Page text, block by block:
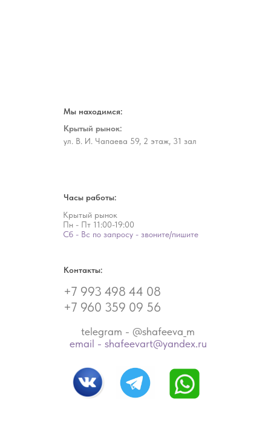
+7 993 498 44 08
+7 960 359 09 56
Крытый рынок:
ул. В. И. Чапаева 59, 2 этаж, 31 зал
Мы находимся:
Контакты:
Крытый рынок
Пн - Пт 11:00-19:00
Сб - Вс по запросу - звоните/пишите
Часы работы:
telegram - @shafeeva_m
email - shafeevart@yandex.ru